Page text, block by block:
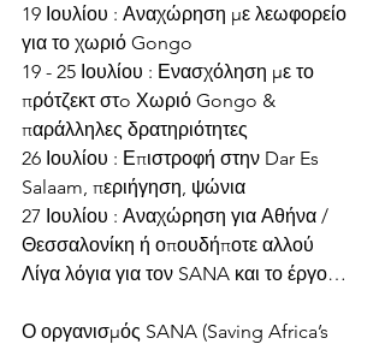
19 Ιουλίου : Αναχώρηση με λεωφορείο
για το χωριό Gongo
19 - 25 Ιουλίου : Ενασχόληση με το
πρότζεκτ στo Χωριό Gongo &
παράλληλες δρατηριότητες
26 Ιουλίου : Επιστροφή στην Dar Es
Salaam, περιήγηση, ψώνια
27 Ιουλίου : Αναχώρηση για Αθήνα /
Θεσσαλονίκη ή οπουδήποτε αλλού
Λίγα λόγια για τον SANA και το έργο…
Ο οργανισμός SANA (Saving Africa’s